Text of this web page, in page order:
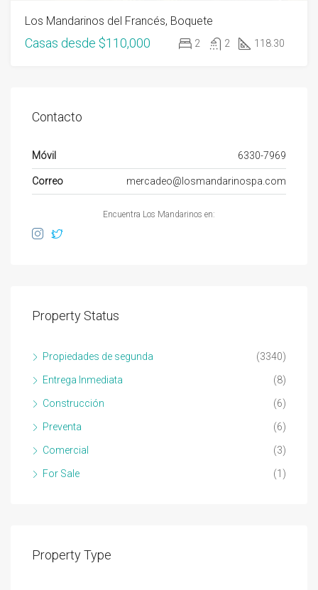
Los Mandarinos del Francés, Boquete
Casas desde $110,000 2 2 118.30
Contacto
Móvil 6330-7969
Correo mercadeo@losmandarinospa.com
Encuentra Los Mandarinos en:
Property Status
Propiedades de segunda (3340)
Entrega Inmediata (8)
Construcción (6)
Preventa (6)
Comercial (3)
For Sale (1)
Property Type